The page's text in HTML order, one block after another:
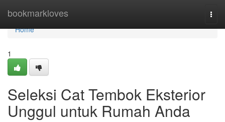
bookmarkloves
Home
Home
1
Seleksi Cat Tembok Eksterior
Unggul untuk Rumah Anda